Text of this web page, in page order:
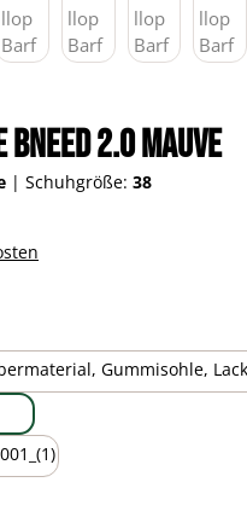
2.0 mauve
| Schuhgröße: 38